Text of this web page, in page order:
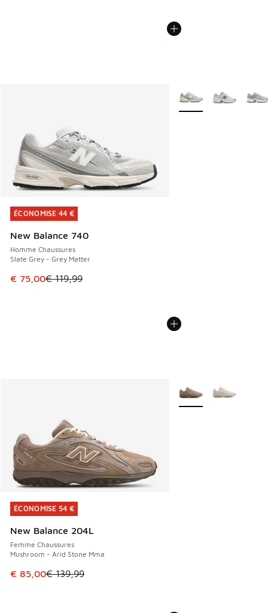
ÉCONOMISE 44 €
New Balance 740
Homme Chaussures
Slate Grey - Grey Matter
Cet article est en promotion. Prix en baisse de € 119,99 à
€ 75,00€ 119,99
ÉCONOMISE 44 €
Plus de couleurs
ÉCONOMISE 54 €
New Balance 204L
Femme Chaussures
Mushroom - Arid Stone Mma
Cet article est en promotion. Prix en baisse de € 139,99 à
€ 85,00€ 139,99
ÉCONOMISE 54 €
Plus de couleurs